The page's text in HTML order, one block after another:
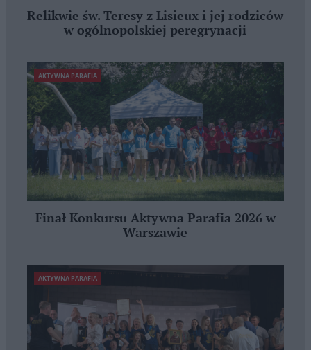
Relikwie św. Teresy z Lisieux i jej rodziców
w ogólnopolskiej peregrynacji
AKTYWNA PARAFIA
Finał Konkursu Aktywna Parafia 2026 w
Warszawie
AKTYWNA PARAFIA